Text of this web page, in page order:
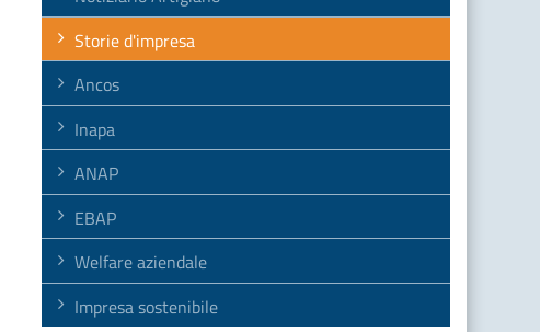
Storie d'impresa
Ancos
Inapa
ANAP
EBAP
Welfare aziendale
Impresa sostenibile